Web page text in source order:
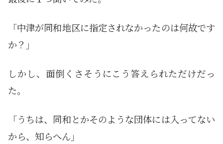
「中津が同和地区に指定されなかったのは何故です
か？」
しかし、面倒くさそうにこう答えられただけだっ
た。
「うちは、同和とかそのような団体には入ってない
から、知らへん」